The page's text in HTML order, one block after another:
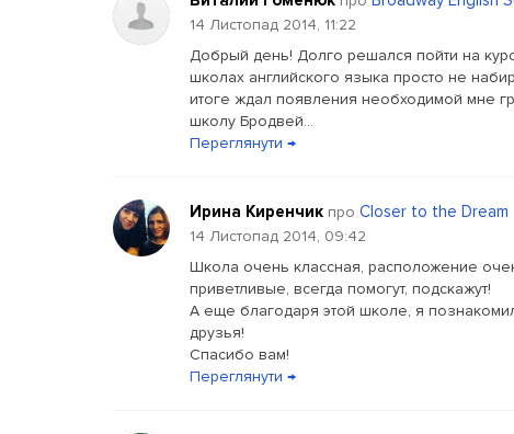
14 Листопад 2014, 11:22
Добрый день! Долго решался пойти на
школах английского языка просто не
итоге ждал появления необходимой мне
школу Бродвей...
Переглянути →
Ирина Киренчик про Closer to the Dream
14 Листопад 2014, 09:42
Школа очень классная, расположение
приветливые, всегда помогут, подскажут!
А еще благодаря этой школе, я
друзья!
Спасибо вам!
Переглянути →